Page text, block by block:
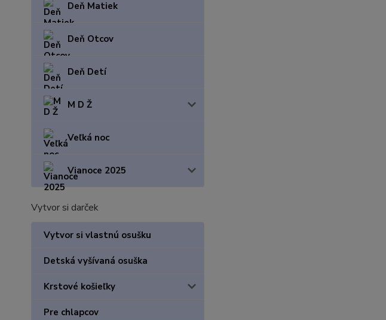
Deň Matiek
Deň Otcov
Deň Detí
M D Ž
Veľká noc
Vianoce 2025
Vytvor si darček
Vytvor si vlastnú osušku
Detská vyšívaná osuška
Krstové košieľky
Pre chlapcov